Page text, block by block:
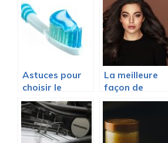
Astuces pour
choisir le
meilleur
dentifrice
La meilleure
façon de
coiffer des
ondulés pour la
plage